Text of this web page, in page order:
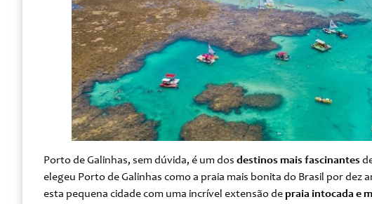
Porto de Galinhas, sem dúvida, é um dos destinos mais fascinantes
elegeu Porto de Galinhas como a praia mais bonita do Brasil por dez
esta pequena cidade com uma incrível extensão depraia intocada e